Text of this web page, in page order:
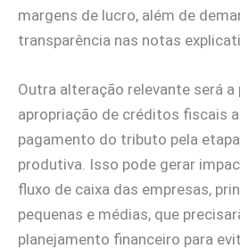
margens de lucro, além de
transparência nas notas
Outra alteração relevante será
apropriação de créditos fiscais
pagamento do tributo pela
produtiva. Isso pode gerar
fluxo de caixa das empresas,
pequenas e médias, que
planejamento financeiro para